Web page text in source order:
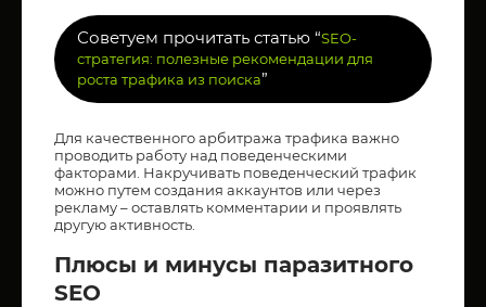
Советуем прочитать статью “SEO-
стратегия: полезные рекомендации для
роста трафика из поиска”
Для качественного арбитража трафика важно
проводить работу над поведенческими
факторами. Накручивать поведенческий трафик
можно путем создания аккаунтов или через
рекламу – оставлять комментарии и проявлять
другую активность.
Плюсы и минусы паразитного
SEO